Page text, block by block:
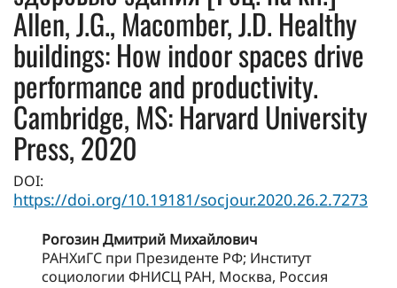
Allen, J.G., Macomber, J.D. Healthy
buildings: How indoor spaces drive
performance and productivity.
Cambridge, MS: Harvard University
Press, 2020
DOI:
https://doi.org/10.19181/socjour.2020.26.2.7273
Рогозин Дмитрий Михайлович
РАНХиГС при Президенте РФ; Институт
социологии ФНИСЦ РАН, Москва, Россия